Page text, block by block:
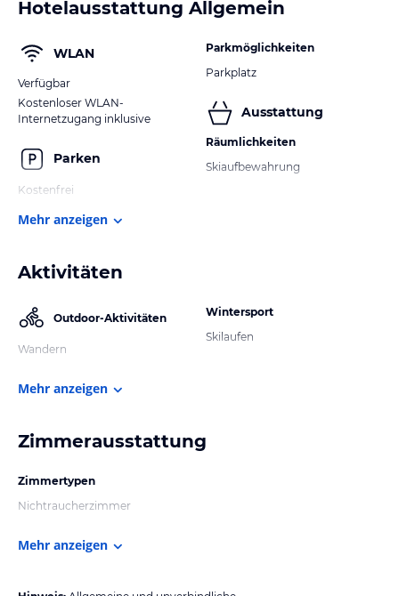
Hotelausstattung Allgemein
WLAN
Verfügbar
Kostenloser WLAN-
Internetzugang inklusive
Parken
Kostenfrei
Parkmöglichkeiten
Parkplatz
Ausstattung
Räumlichkeiten
Skiaufbewahrung
Mehr anzeigen
Aktivitäten
Outdoor-Aktivitäten
Wandern
Wintersport
Skilaufen
Mehr anzeigen
Zimmerausstattung
Zimmertypen
Nichtraucherzimmer
Mehr anzeigen